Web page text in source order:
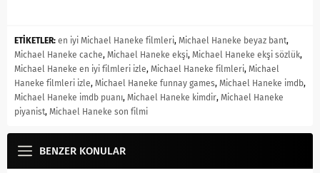
ETİKETLER: en iyi Michael Haneke filmleri, Michael Haneke beyaz bant,
Michael Haneke cache, Michael Haneke ekşi, Michael Haneke ekşi sözlük,
Michael Haneke en iyi filmleri izle, Michael Haneke filmleri, Michael
Haneke filmleri izle, Michael Haneke funnay games, Michael Haneke imdb,
Michael Haneke imdb puanı, Michael Haneke kimdir, Michael Haneke
piyanist, Michael Haneke son filmi
BENZER KONULAR